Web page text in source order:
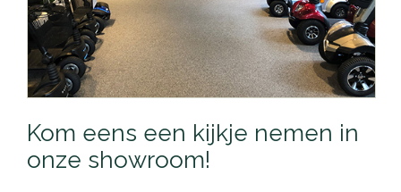
Kom eens een kijkje nemen in
onze showroom!